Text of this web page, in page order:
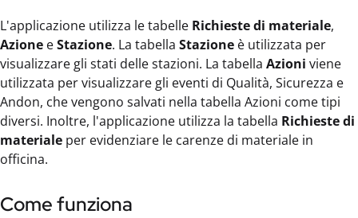
L'applicazione utilizza le tabelle Richieste di materiale,
Azione eStazione. La tabella Stazione è utilizzata per
visualizzare gli stati delle stazioni. La tabella Azioni viene
utilizzata per visualizzare gli eventi di Qualità, Sicurezza e
Andon, che vengono salvati nella tabella Azioni come tipi
diversi. Inoltre, l'applicazione utilizza la tabella Richieste di
materiale per evidenziare le carenze di materiale in
officina.
Come funziona